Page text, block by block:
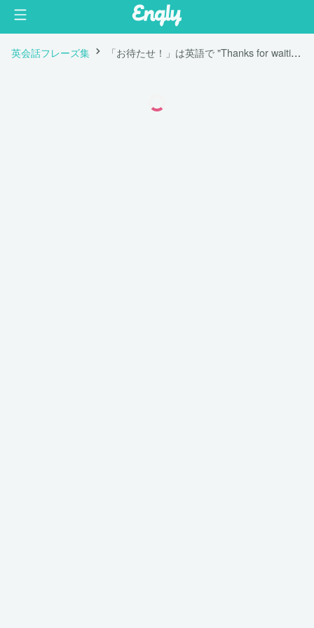
英会話フレーズ集 「お待たせ！」は英語で "Thanks for waiting!"